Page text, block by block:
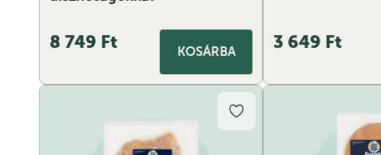
8 749 Ft KOSÁRBA 3 649 Ft